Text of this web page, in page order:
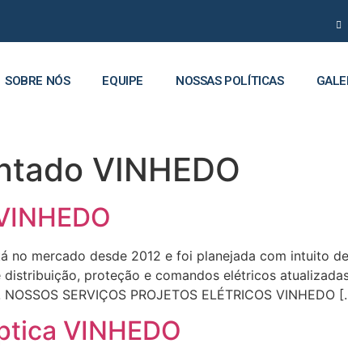
SOBRE NÓS EQUIPE NOSSAS POLÍTICAS
VINHEDO
no mercado desde 2012 e foi planejada com intuito
proteção e comandos elétricos
SERVIÇOS PROJETOS ELÉTRICOS VINHEDO
VINHEDO